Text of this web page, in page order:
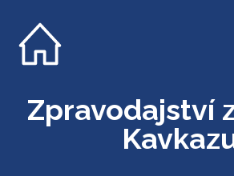
Zpravodajství